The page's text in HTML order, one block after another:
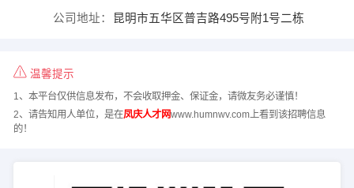
公司地址： 昆明市五华区普吉路495号附1号二栋
温馨提示
1、本平台仅供信息发布，不会收取押金、保证金，请微友务必谨慎！
2、请告知用人单位，是在凤庆人才网www.humnwv.com上看到该招聘信息
的！